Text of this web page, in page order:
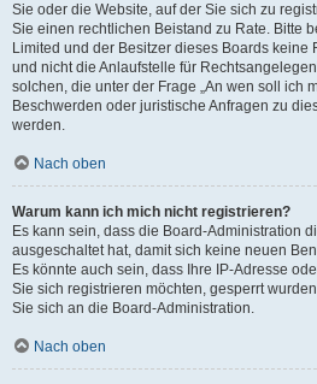
Sie oder die Website, auf der Sie sich zu
Sie einen rechtlichen Beistand zu Rate. Bitte
Limited und der Besitzer dieses Boards keine
und nicht die Anlaufstelle für
solchen, die unter der Frage „An wen soll ich
Beschwerden oder juristische Anfragen zu
werden.
Nach oben
Warum kann ich mich nicht registrieren?
Es kann sein, dass die Board-Administration
ausgeschaltet hat, damit sich keine neuen
Es könnte auch sein, dass Ihre IP-Adresse
Sie sich registrieren möchten, gesperrt
Sie sich an die Board-Administration.
Nach oben